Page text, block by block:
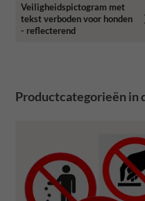
Veiligheidspictogram met
tekst verboden voor honden
- reflecterend
Productcategorieën in